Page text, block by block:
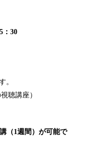
：30
。
聴講座）
（1週間）が可能で